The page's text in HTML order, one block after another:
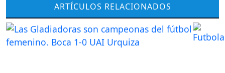
ARTÍCULOS RELACIONADOS